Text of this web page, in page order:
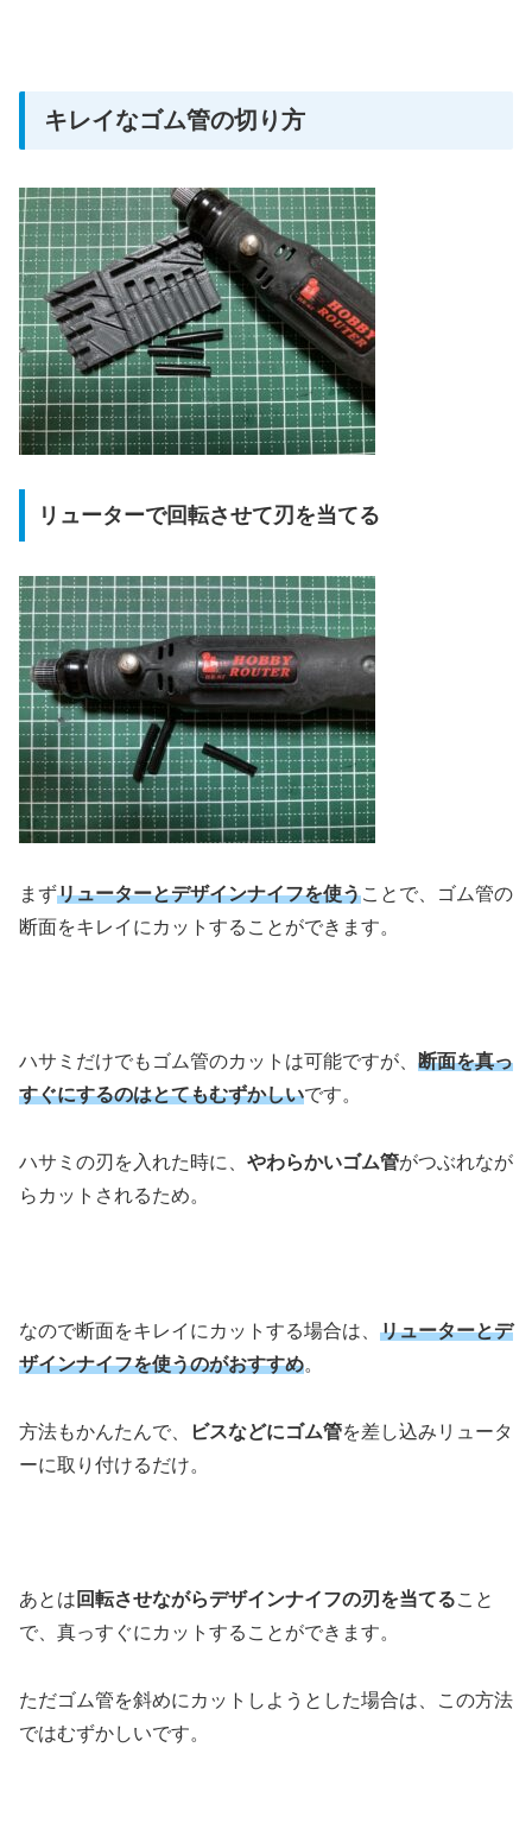
キレイなゴム管の切り方
リューターで回転させて刃を当てる
まずリューターとデザインナイフを使うことで、ゴム管の
断面をキレイにカットすることができます。
ハサミだけでもゴム管のカットは可能ですが、 断面を真っ
すぐにするのはとてもむずかしいです。
ハサミの刃を入れた時に、 やわらかいゴム管がつぶれなが
らカットされるため。
なので断面をキレイにカットする場合は、 リューターとデ
ザインナイフを使うのがおすすめ。
方法もかんたんで、 ビスなどにゴム管を差し込みリュータ
ーに取り付けるだけ。
あとは 回転させながらデザインナイフの刃を当てること
で、真っすぐにカットすることができます。
ただゴム管を斜めにカットしようとした場合は、この方法
ではむずかしいです。